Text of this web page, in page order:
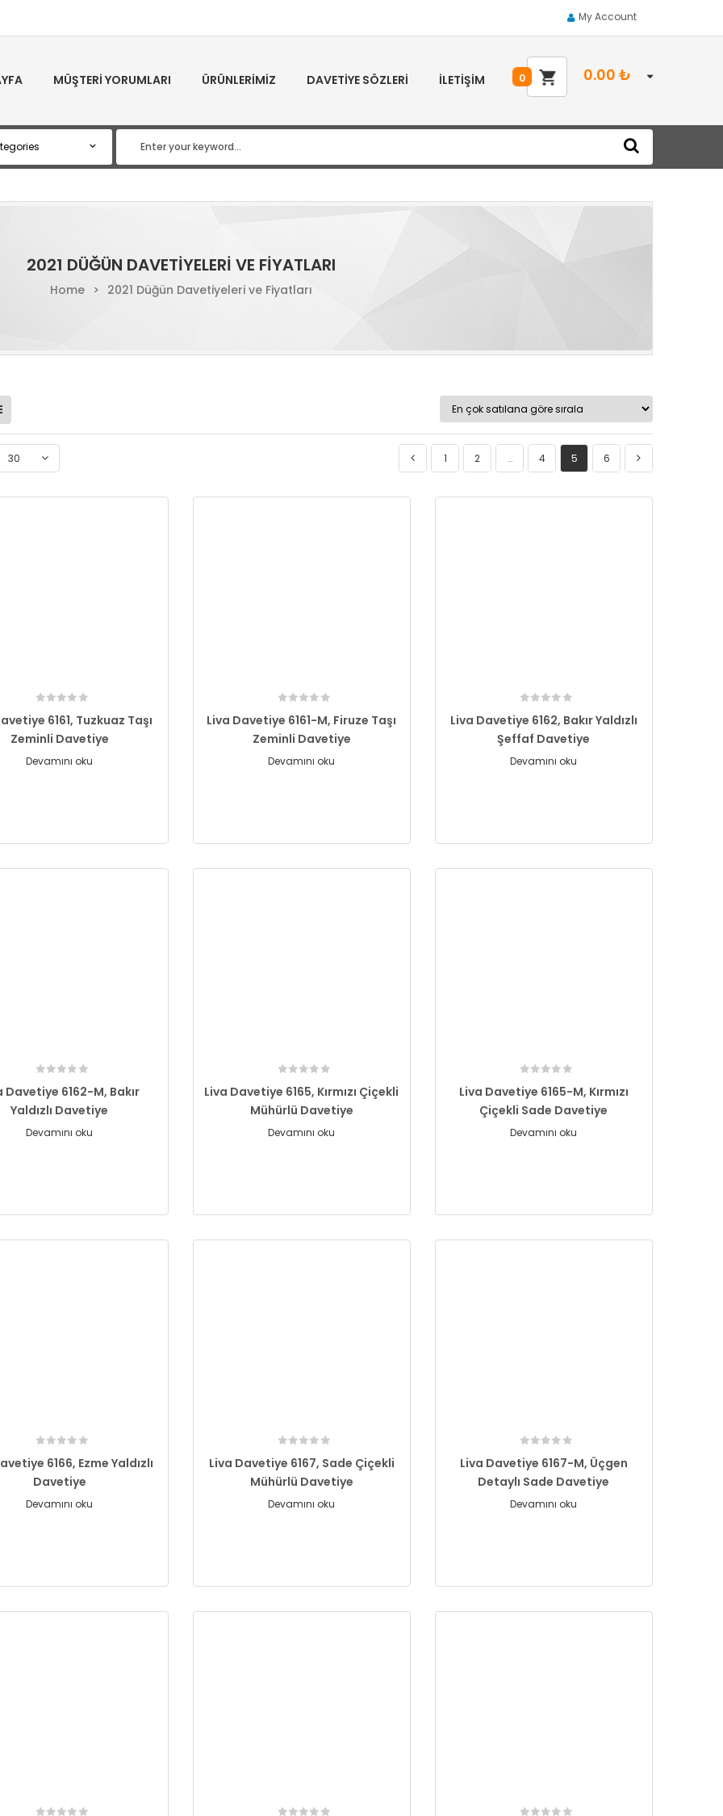
My Account
MÜŞTERI YORUMLARI ÜRÜNLERIMIZ DAVETIYE SÖZLERI İLETIŞIM 0.00 ₺
0
2021 DÜĞÜN DAVETIYELERI VE FIYATLARI
Home > 2021 Düğün Davetiyeleri ve Fiyatları
30 1 2 … 4 5 6
6161, Tuzkuaz Taşı
Zeminli Davetiye
Devamını oku
Liva Davetiye 6161-M, Firuze Taşı
Zeminli Davetiye
Devamını oku
Liva Davetiye 6162, Bakır Yaldızlı
Şeffaf Davetiye
Devamını oku
Davetiye 6162-M, Bakır
Yaldızlı Davetiye
Devamını oku
Liva Davetiye 6165, Kırmızı Çiçekli
Mühürlü Davetiye
Devamını oku
Liva Davetiye 6165-M, Kırmızı
Çiçekli Sade Davetiye
Devamını oku
6166, Ezme Yaldızlı
Davetiye
Devamını oku
Liva Davetiye 6167, Sade Çiçekli
Mühürlü Davetiye
Devamını oku
Liva Davetiye 6167-M, Üçgen
Detaylı Sade Davetiye
Devamını oku